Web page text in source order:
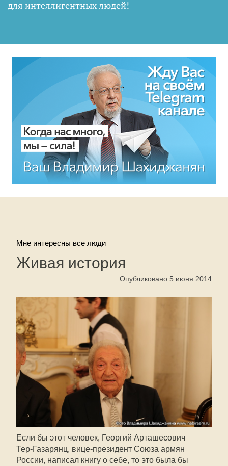
для интеллигентных людей!
Мне интересны все люди
Живая история
Опубликовано 5 июня 2014
Если бы этот человек, Георгий Арташесович
Тер-Газарянц, вице-президент Союза армян
России, написал книгу о себе, то это была бы